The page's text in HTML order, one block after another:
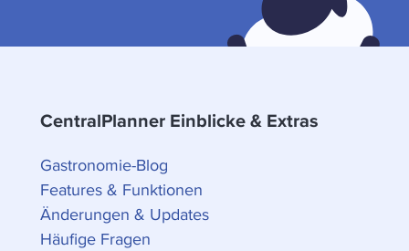
CentralPlanner Einblicke & Extras
Gastronomie-Blog
Features & Funktionen
Änderungen & Updates
Häufige Fragen